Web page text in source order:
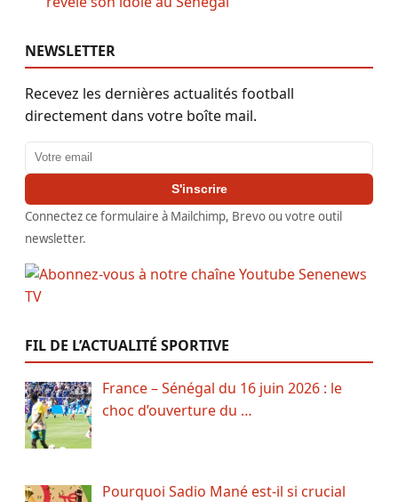
NEWSLETTER
Recevez les dernières actualités football
directement dans votre boîte mail.
Adresse email
S'inscrire
Connectez ce formulaire à Mailchimp, Brevo ou votre outil
newsletter.
FIL DE L’ACTUALITÉ SPORTIVE
France – Sénégal du 16 juin 2026 : le
choc d’ouverture du …
Pourquoi Sadio Mané est-il si crucial